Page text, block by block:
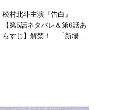
松村北斗主演『告白』
【第5話ネタバレ＆第6話あ
らすじ】解禁！ 「新場...